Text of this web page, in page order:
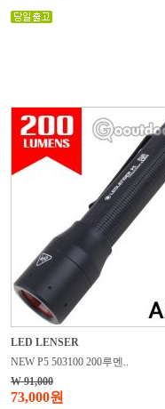
LED LENSER
NEW P5 503100 200루멘..
W 91,000
73,000원